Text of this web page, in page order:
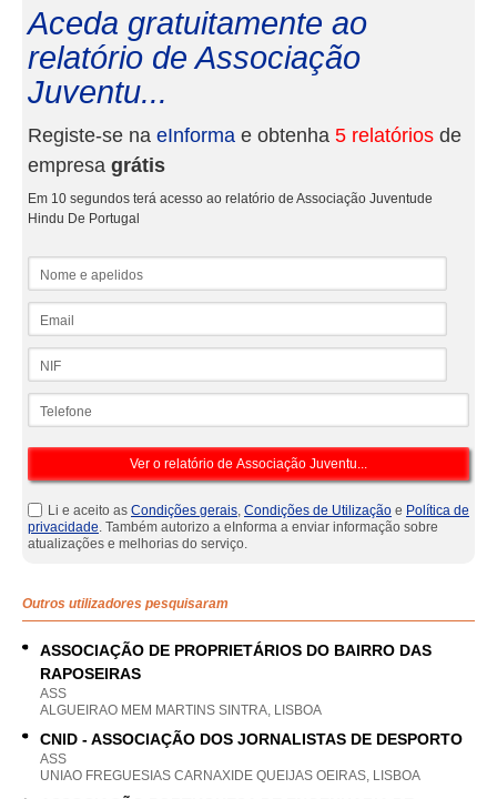
Aceda gratuitamente ao
relatório de Associação
Juventu...
Registe-se na eInforma e obtenha 5 relatórios de
empresa grátis
Em 10 segundos terá acesso ao relatório de Associação Juventude
Hindu De Portugal
Li e aceito as Condições gerais, Condições de Utilização e Política de
privacidade. Também autorizo a eInforma a enviar informação sobre
atualizações e melhorias do serviço.
Outros utilizadores pesquisaram
ASSOCIAÇÃO DE PROPRIETÁRIOS DO BAIRRO DAS
RAPOSEIRAS
ASS
ALGUEIRAO MEM MARTINS SINTRA, LISBOA
CNID - ASSOCIAÇÃO DOS JORNALISTAS DE DESPORTO
ASS
UNIAO FREGUESIAS CARNAXIDE QUEIJAS OEIRAS, LISBOA